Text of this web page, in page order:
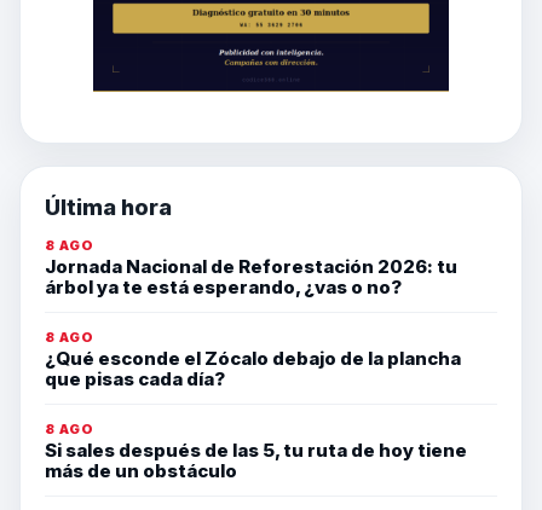
Última hora
8 AGO
Jornada Nacional de Reforestación 2026: tu
árbol ya te está esperando, ¿vas o no?
8 AGO
¿Qué esconde el Zócalo debajo de la plancha
que pisas cada día?
8 AGO
Si sales después de las 5, tu ruta de hoy tiene
más de un obstáculo